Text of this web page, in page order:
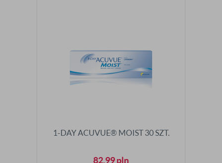
1-DAY ACUVUE® MOIST 30 SZT.
82,99pln